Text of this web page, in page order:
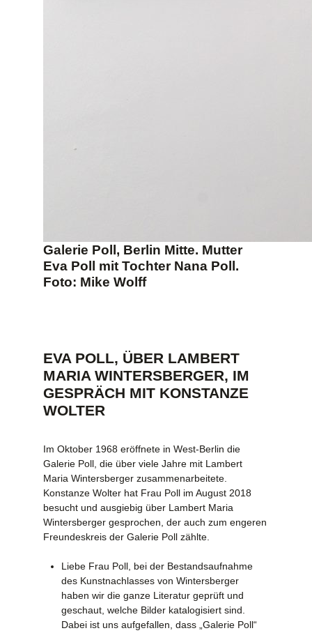
Galerie Poll, Berlin Mitte. Mutter
Eva Poll mit Tochter Nana Poll.
Foto: Mike Wolff
EVA POLL, ÜBER LAMBERT
MARIA WINTERSBERGER, IM
GESPRÄCH MIT KONSTANZE
WOLTER
Im Oktober 1968 eröffnete in West-Berlin die
Galerie Poll, die über viele Jahre mit Lambert
Maria Wintersberger zusammenarbeitete.
Konstanze Wolter hat Frau Poll im August 2018
besucht und ausgiebig über Lambert Maria
Wintersberger gesprochen, der auch zum engeren
Freundeskreis der Galerie Poll zählte.
Liebe Frau Poll, bei der Bestandsaufnahme
des Kunstnachlasses von Wintersberger
haben wir die ganze Literatur geprüft und
geschaut, welche Bilder katalogisiert sind.
Dabei ist uns aufgefallen, dass „Galerie Poll“